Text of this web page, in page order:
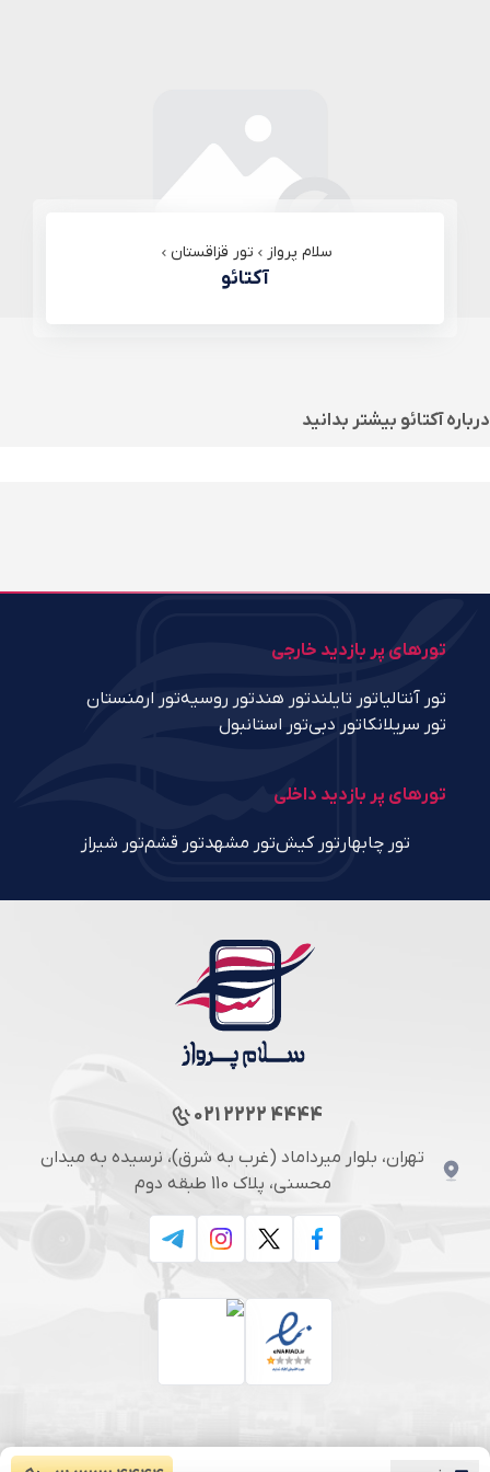
سلام پرواز تور قزاقستان
آکتائو
دربارهآکتائو بیشتر بدانید
تورهای پر بازدید خارجی
تور آنتالیاتور تایلندتور هندتور روسیهتور ارمنستان
تور سریلانکاتور دبیتور استانبول
تورهای پر بازدید داخلی
تور چابهار تور کیشتور مشهدتور قشمتور شیراز
021 2222 4444
تهران، بلوار میرداماد (غرب به شرق)، نرسیده به میدان
محسنی، پلاک 110 طبقه دوم